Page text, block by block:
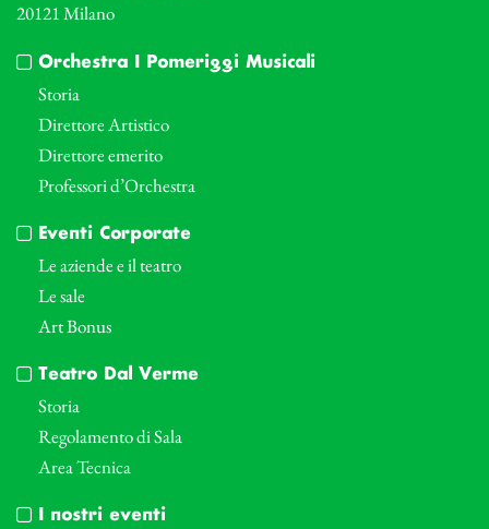
20121 Milano
Orchestra I Pomeriggi Musicali
Storia
Direttore Artistico
Direttore emerito
Professori d’Orchestra
Eventi Corporate
Le aziende e il teatro
Le sale
Art Bonus
Teatro Dal Verme
Storia
Regolamento di Sala
Area Tecnica
I nostri eventi